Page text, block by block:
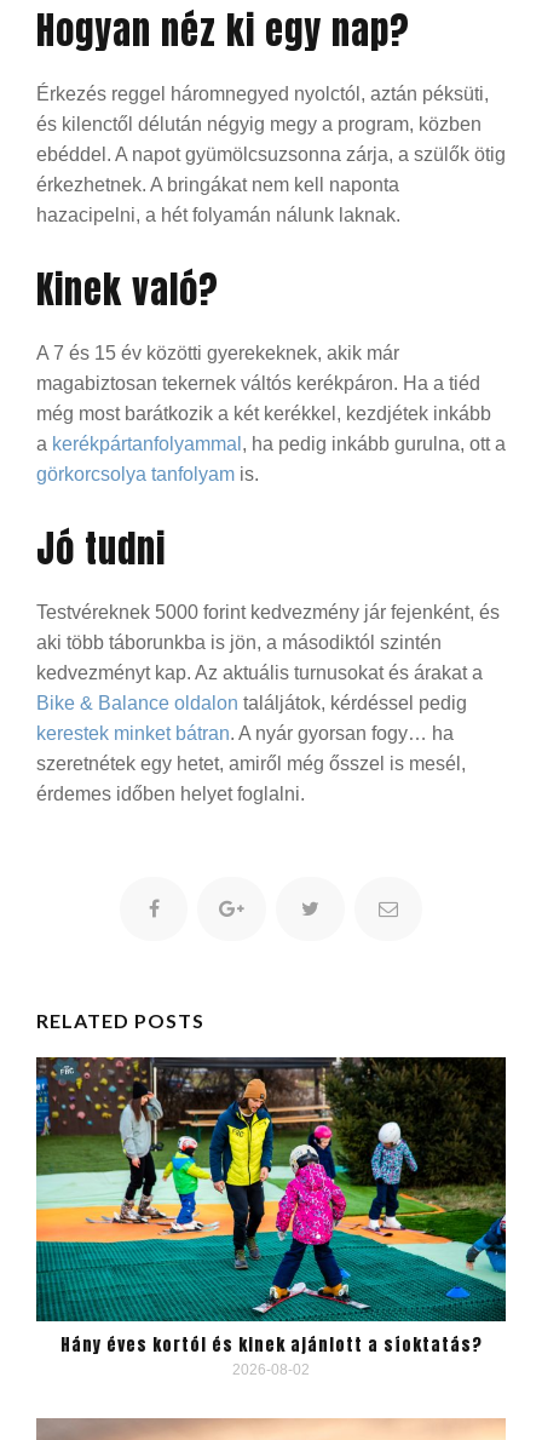
Hogyan néz ki egy nap?
Érkezés reggel háromnegyed nyolctól, aztán péksüti,
és kilenctől délután négyig megy a program, közben
ebéddel. A napot gyümölcsuzsonna zárja, a szülők ötig
érkezhetnek. A bringákat nem kell naponta
hazacipelni, a hét folyamán nálunk laknak.
Kinek való?
A 7 és 15 év közötti gyerekeknek, akik már
magabiztosan tekernek váltós kerékpáron. Ha a tiéd
még most barátkozik a két kerékkel, kezdjétek inkább
a kerékpártanfolyammal , ha pedig inkább gurulna, ott a
görkorcsolya tanfolyam is.
Jó tudni
Testvéreknek 5000 forint kedvezmény jár fejenként, és
aki több táborunkba is jön, a másodiktól szintén
kedvezményt kap. Az aktuális turnusokat és árakat a
Bike & Balance oldalon találjátok, kérdéssel pedig
kerestek minket bátran. A nyár gyorsan fogy… ha
szeretnétek egy hetet, amiről még ősszel is mesél,
érdemes időben helyet foglalni.
RELATED POSTS
Hány éves kortól és kinek ajánlott a síoktatás?
2026-08-02